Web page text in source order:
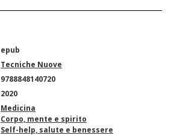
epub
Tecniche Nuove
9788848140720
2020
Medicina
Corpo, mente e spirito
Self-help, salute e benessere